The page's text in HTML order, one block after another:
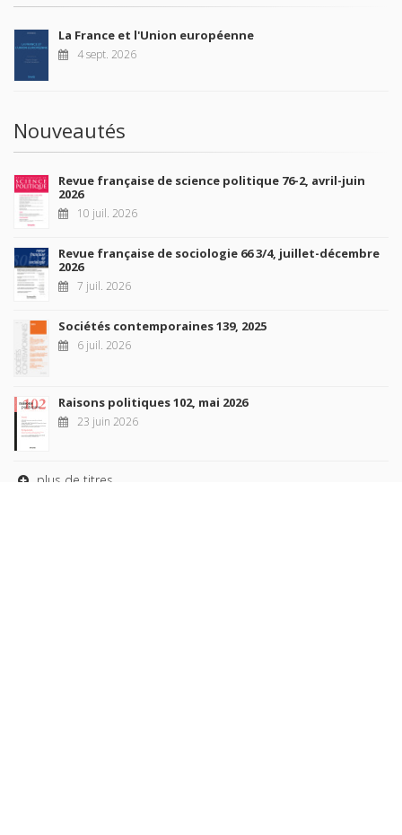
La France et l'Union européenne
4 sept. 2026
Nouveautés
Revue française de science politique 76-2, avril-juin
2026
10 juil. 2026
Revue française de sociologie 66 3/4, juillet-décembre
2026
7 juil. 2026
Sociétés contemporaines 139, 2025
6 juil. 2026
Raisons politiques 102, mai 2026
23 juin 2026
plus de titres